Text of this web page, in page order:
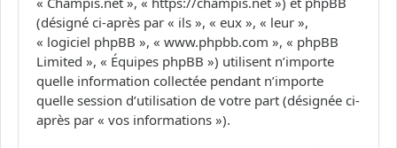
(désigné ci-après par « ils », « eux », « leur »,
« logiciel phpBB », « www.phpbb.com », « phpBB
Limited », « Équipes phpBB ») utilisent n’importe
quelle information collectée pendant n’importe
quelle session d’utilisation de votre part (désignée ci-
après par « vos informations »).